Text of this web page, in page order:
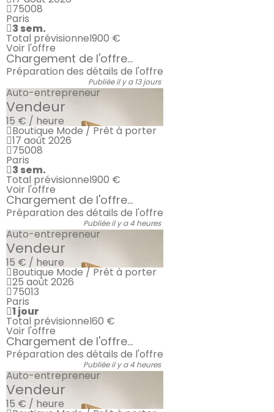
75008
Paris
3 sem.
Total prévisionnel900 €
Voir l'offre
Chargement de l'offre...
Préparation des détails de l'offre
Publiée il y a 13 jours
Auto-entrepreneur
Vendeur
15 € / heure
Boutique Mode / Prêt à porter
17 août 2026
75008
Paris
3 sem.
Total prévisionnel900 €
Voir l'offre
Chargement de l'offre...
Préparation des détails de l'offre
Publiée il y a 4 heures
Auto-entrepreneur
Vendeur
15 € / heure
Boutique Mode / Prêt à porter
25 août 2026
75013
Paris
1 jour
Total prévisionnel60 €
Voir l'offre
Chargement de l'offre...
Préparation des détails de l'offre
Publiée il y a 4 heures
Auto-entrepreneur
Vendeur
15 € / heure